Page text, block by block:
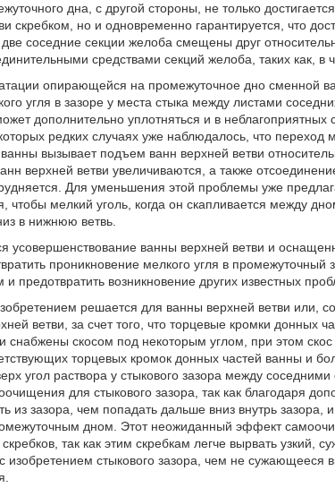
дна, с другой стороны, не только
скребком, но и одновременно гарантируется, что
соседние секции желоба смещены друг
средствами секций желоба, таких как, в
опирающейся на промежуточное дно сменной
угля в зазоре у места стыка между листами
дополнительно уплотняться и в
редких случаях уже наблюдалось, что переход
вызывает подъем ванн верхней ветви
верхней ветви увеличиваются, а также
Для уменьшения этой проблемы уже
чтобы мелкий уголь, когда он скапливается между
в нижнюю ветвь.
усовершенствование ванны верхней ветви и
проникновение мелкого угля в промежуточный
предотвратить возникновение других известных
решается для ванны верхней ветви или,
ветви, за счет того, что торцевые кромки донных
снабжены скосом под некоторым углом, при этом
торцевых кромок донных частей ванны и
угол раствора у стыкового зазора между
для стыкового зазора, так как благодаря
из зазора, чем попадать дальше вниз внутрь
дном. Этот неожиданный эффект
так как этим скребкам легче вырвать узкий,
изобретением стыкового зазора, чем не сужающееся